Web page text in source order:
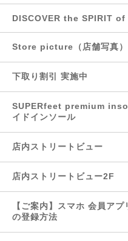
DISCOVER the SPIRIT of
Store picture（店舗写真）
下取り割引 実施中
SUPERfeet premium
イドインソール
店内ストリートビュー
店内ストリートビュー2F
【ご案内】スマホ 会員ア
の登録方法